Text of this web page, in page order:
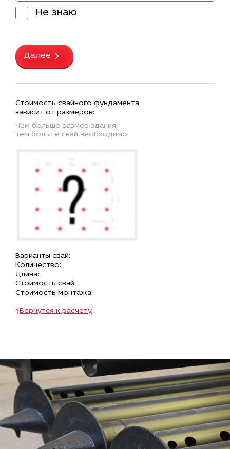
Не знаю
Далее
Стоимость свайного фундамента
зависит от размеров:
Чем больше размер здания,
тем больше свай необходимо
Варианты свай:
Количество:
Длина:
Стоимость свай:
Стоимость монтажа:
Вернутся к расчету